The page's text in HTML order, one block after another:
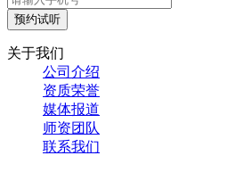
预约试听
关于我们
公司介绍
资质荣誉
媒体报道
师资团队
联系我们